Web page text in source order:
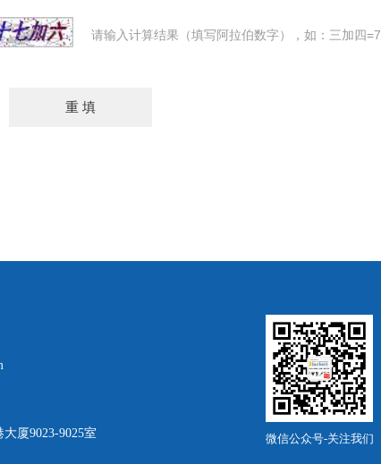
请输入计算结果（填写阿拉伯数字），如：三加四=7
厦9023-9025室 微信公众号-关注我们